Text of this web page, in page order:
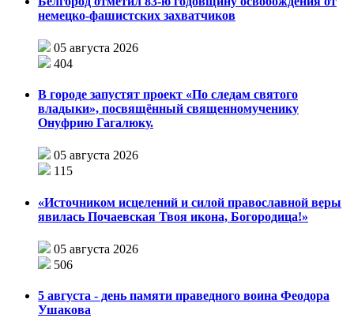
немецко-фашистских захватчиков
05 августа 2026
404
В городе запустят проект «По следам святого
владыки», посвящённый священномученику
Онуфрию Гагалюку.
05 августа 2026
115
«Источником исцелений и силой православной веры
явилась Почаевская Твоя икона, Богородица!»
05 августа 2026
506
5 августа - день памяти праведного воина Феодора
Ушакова